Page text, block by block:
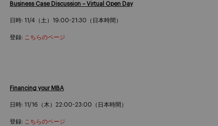
Business Case Discussion – Virtual Open Day
日時: 11/4（土）19:00-21:30（日本時間）
登録: こちらのページ
Financing your MBA
日時: 11/16（木）22:00-23:00（日本時間）
登録: こちらのページ